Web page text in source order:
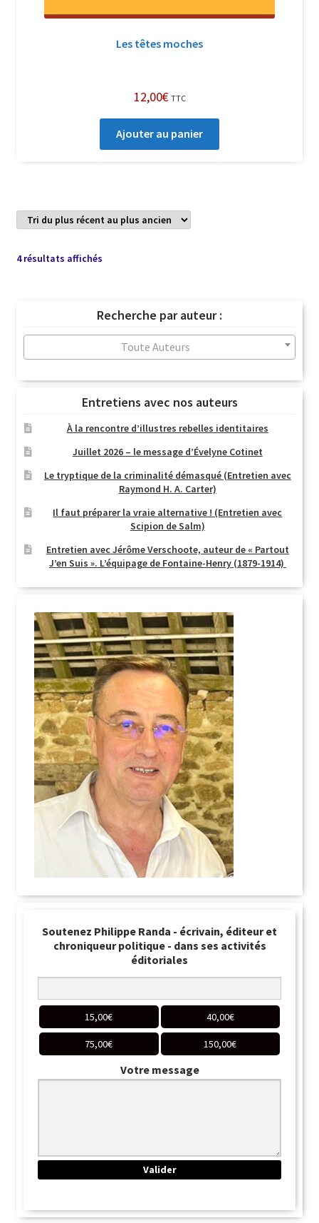
Les têtes moches
12,00€ TTC
Ajouter au panier
4 résultats affichésTrié
au
plus
ancien
Recherche par auteur :
Toute Auteurs
Entretiens avec nos auteurs
À la rencontre d’illustres rebelles identitaires
Juillet 2026 – le message d’Évelyne Cotinet
Le tryptique de la criminalité démasqué (Entretien avec
Raymond H. A. Carter)
Il faut préparer la vraie alternative ! (Entretien avec
Scipion de Salm)
Entretien avec Jérôme Verschoote, auteur de « Partout
J’en Suis ». L’équipage de Fontaine-Henry (1879-1914)
Soutenez Philippe Randa - écrivain, éditeur et
chroniqueur politique - dans ses activités
éditoriales
15,00€ 40,00€
75,00€ 150,00€
Votre message